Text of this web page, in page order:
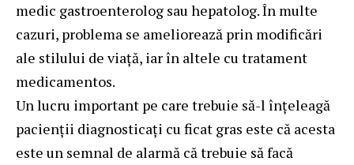
medic gastroenterolog sau hepatolog. În multe
cazuri, problema se ameliorează prin modificări
ale stilului de viață, iar în altele cu tratament
medicamentos.
Un lucru important pe care trebuie să-l înțeleagă
pacienții diagnosticați cu ficat gras este că acesta
este un semnal de alarmă că trebuie să facă